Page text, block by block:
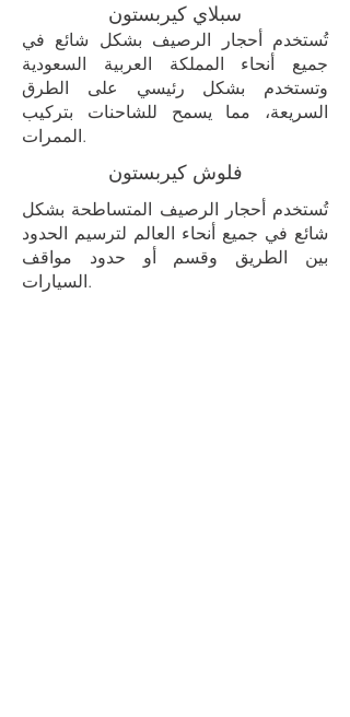
سبلاي كيربستون
تُستخدم أحجار الرصيف بشكل شائع في
جميع أنحاء المملكة العربية السعودية
وتستخدم بشكل رئيسي على الطرق
السريعة، مما يسمح للشاحنات بتركيب
الممرات.
فلوش كيربستون
تُستخدم أحجار الرصيف المتساطحة بشكل
شائع في جميع أنحاء العالم لترسيم الحدود
بين الطريق وقسم أو حدود مواقف
السيارات.